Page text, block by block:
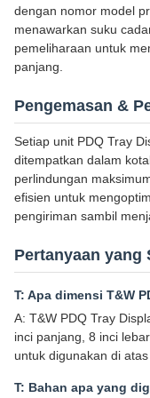
dengan nomor model
menawarkan suku
pemeliharaan untuk
panjang.
Pengemasan &
Setiap unit PDQ Tray
ditempatkan dalam
perlindungan
efisien untuk
pengiriman sambil
Pertanyaan yang
T: Apa dimensi T&W
A: T&W PDQ Tray
inci panjang, 8 inci
untuk digunakan di
T: Bahan apa yang